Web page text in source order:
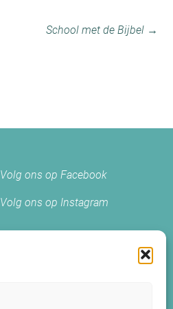
School met de Bijbel →
Volg ons op Facebook
Volg ons op Instagram